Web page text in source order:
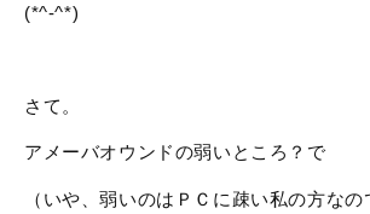
(*^-^*)
さて。
アメーバオウンドの弱いところ？で
（いや、弱いのはＰＣに疎い私の方なの